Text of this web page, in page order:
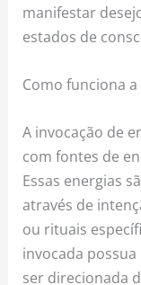
manifestar
estados de
Como funciona
A invocação de
com fontes de
Essas energias
através de
ou rituais
invocada
ser direcionada